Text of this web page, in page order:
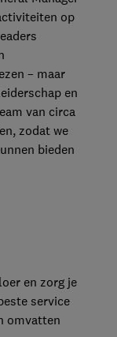
op
– maar
en
van circa
zodat we
bieden
en zorg je
service
omvatten